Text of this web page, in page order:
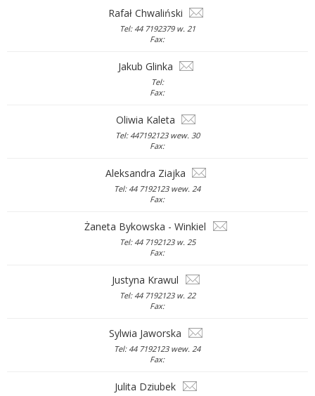
Rafał Chwaliński
Tel: 44 7192379 w. 21
Fax:
Jakub Glinka
Tel:
Fax:
Oliwia Kaleta
Tel: 447192123 wew. 30
Fax:
Aleksandra Ziajka
Tel: 44 7192123 wew. 24
Fax:
Żaneta Bykowska - Winkiel
Tel: 44 7192123 w. 25
Fax:
Justyna Krawul
Tel: 44 7192123 w. 22
Fax:
Sylwia Jaworska
Tel: 44 7192123 wew. 24
Fax:
Julita Dziubek